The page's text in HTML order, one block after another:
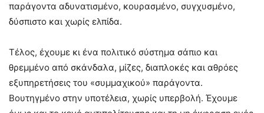
παράγοντα αδυνατισμένο, κουρασμένο, συγχυσμένο,
δύσπιστο και χωρίς ελπίδα.
Τέλος, έχουμε κι ένα πολιτικό σύστημα σάπιο και
θρεμμένο από σκάνδαλα, μίζες, διαπλοκές και αθρόες
εξυπηρετήσεις του «συμμαχικού» παράγοντα.
Βουτηγμένο στην υποτέλεια, χωρίς υπερβολή. Έχουμε